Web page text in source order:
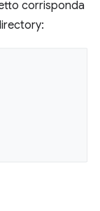
corrisponda